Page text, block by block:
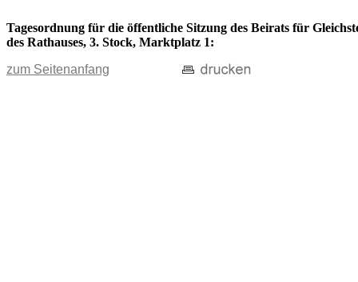
Tagesordnung für die öffentliche Sitzung des Beirats für
des Rathauses, 3. Stock, Marktplatz 1:
zum Seitenanfang